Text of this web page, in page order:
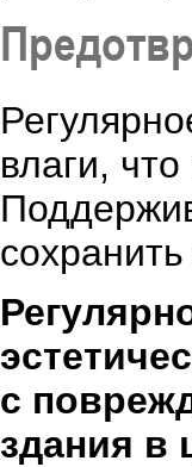
влаги,
с
здания в